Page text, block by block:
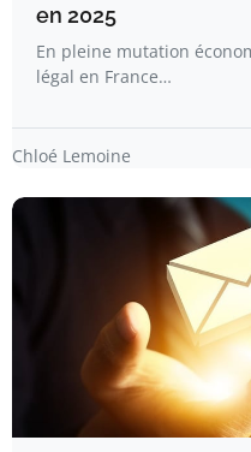
en 2025
En pleine mutation
légal en France…
Chloé Lemoine